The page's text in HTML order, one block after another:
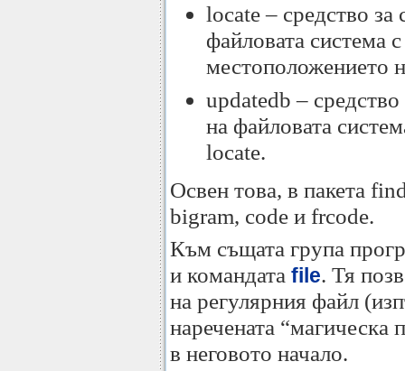
locate – средство за
файловата система
местоположението
updatedb –
на файловата
locate.
Освен това, в пакета
bigram, code и frcode.
Към същата група
и командата file. Тя
на регулярния файл
наречената “магическа
в неговото начало.